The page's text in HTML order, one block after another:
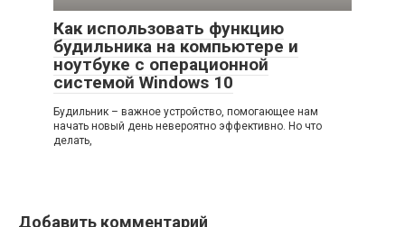
Как использовать функцию
будильника на компьютере и
ноутбуке с операционной
системой Windows 10
Будильник – важное устройство, помогающее нам
начать новый день невероятно эффективно. Но что
делать,
Добавить комментарий